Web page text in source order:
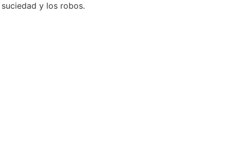
y los robos.